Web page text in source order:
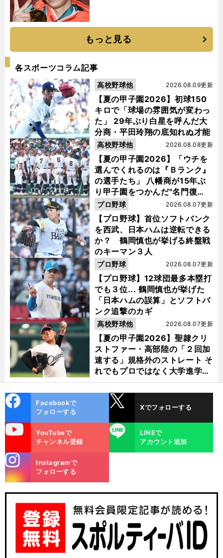
もっと見る
各スポーツコラム記事
【夏の甲子園2026】初球150
キロで「球場の雰囲気が変わっ
た」 29年ぶり白星を呼んだ大
分商・平田玲翔の底知れぬ才能
2026.08.09更新
高校野球他
【夏の甲子園2026】「ウチを
選んでくれるのは『Ｂランク』
の選手たち」 八幡商が15年ぶ
り甲子園をつかんだ"名門復
活"の舞台裏
2026.08.08更新
高校野球他
【プロ野球】首位ソフトバンク
を西武、日本ハムは逆転できる
か？ 鶴岡慎也が挙げる終盤戦
のキーマン３人
2026.08.07更新
プロ野球
【プロ野球】12球団最多本塁打
でも３位... 鶴岡慎也が挙げた
「日本ハムの誤算」とソフトバ
ンク追撃のカギ
2026.08.07更新
プロ野球
【夏の甲子園2026】聖隷クリ
ストファー・高部陸の「２回加
速する」規格外のストレート そ
れでもプロではなく大学進学を
選ぶ理由
2026.08.07更新
高校野球他
ok
Facebookで
フォローする
Xでフォローする
YouTubeで
チャンネル登録
LINE
LINEで
アカウント追加
m
Instagramで
フォローする